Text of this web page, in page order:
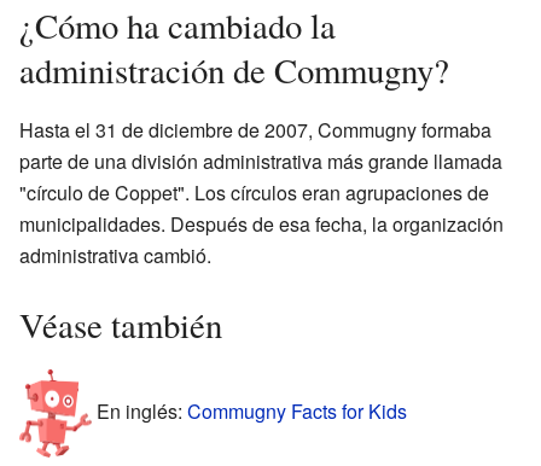
¿Cómo ha cambiado la
administración de Commugny?
Hasta el 31 de diciembre de 2007, Commugny formaba
parte de una división administrativa más grande llamada
"círculo de Coppet". Los círculos eran agrupaciones de
municipalidades. Después de esa fecha, la organización
administrativa cambió.
Véase también
En inglés: Commugny Facts for Kids